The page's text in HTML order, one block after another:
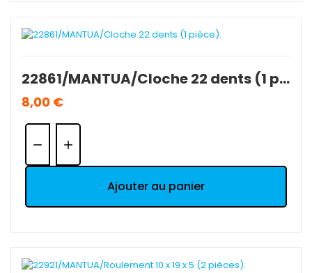
22861/MANTUA/Cloche 22 dents (1 pièce).
8,00 €
Quantité:
Ajouter au panier